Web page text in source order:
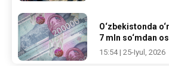
O‘zbekistonda
7 mln so‘mdan
15:54 | 25-Iyul, 2026